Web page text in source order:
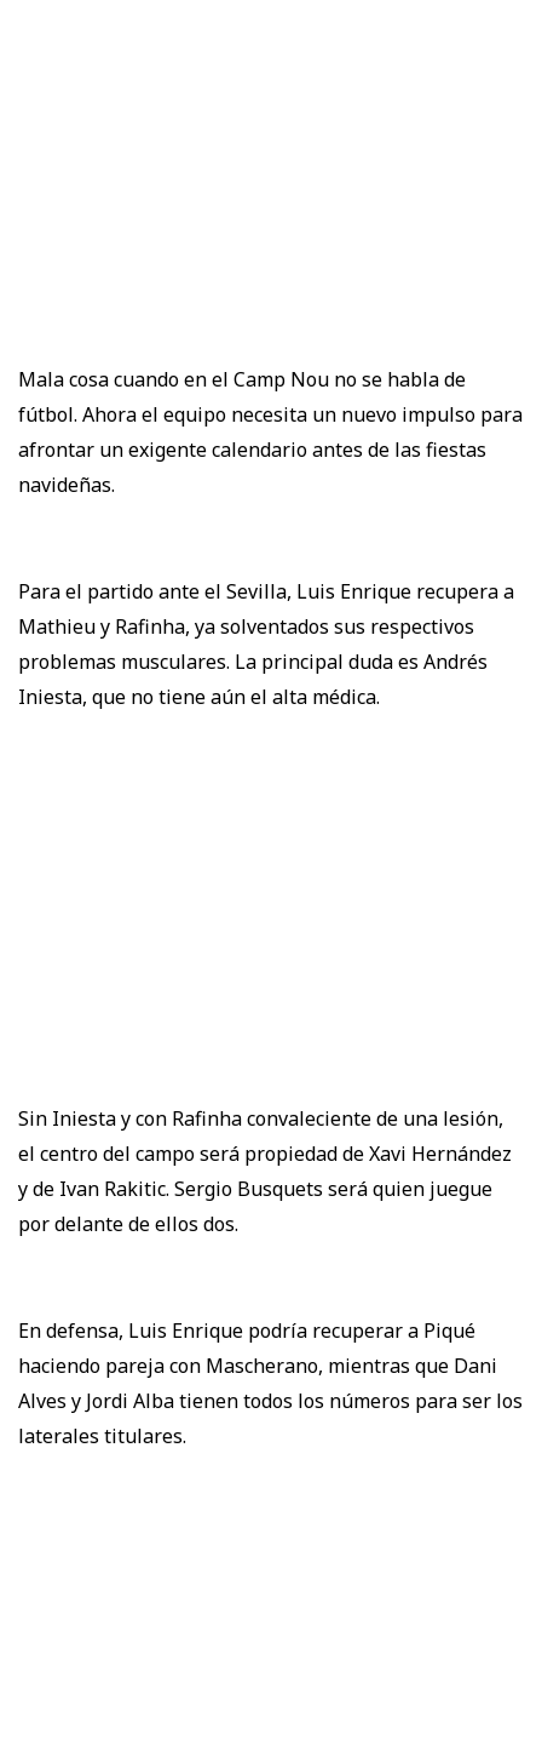
Mala cosa cuando en el Camp Nou no se habla de
fútbol. Ahora el equipo necesita un nuevo impulso para
afrontar un exigente calendario antes de las fiestas
navideñas.
Para el partido ante el Sevilla, Luis Enrique recupera a
Mathieu y Rafinha, ya solventados sus respectivos
problemas musculares. La principal duda es Andrés
Iniesta, que no tiene aún el alta médica.
Sin Iniesta y con Rafinha convaleciente de una lesión,
el centro del campo será propiedad de Xavi Hernández
y de Ivan Rakitic. Sergio Busquets será quien juegue
por delante de ellos dos.
En defensa, Luis Enrique podría recuperar a Piqué
haciendo pareja con Mascherano, mientras que Dani
Alves y Jordi Alba tienen todos los números para ser los
laterales titulares.